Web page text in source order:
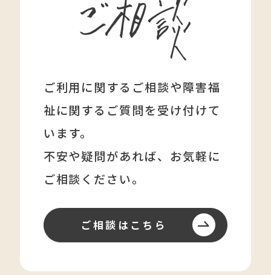
ご利用に関するご相談や障害福
祉に関する ご質問を受け付けて
います。
不安や疑問があれば、 お気軽に
ご相談ください。
ご相談はこちら